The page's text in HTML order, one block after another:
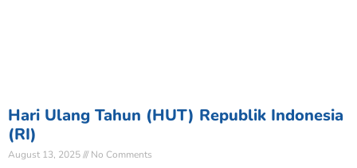
Hari Ulang Tahun (HUT) Republik Indonesia
(RI)
August 13, 2025 No Comments